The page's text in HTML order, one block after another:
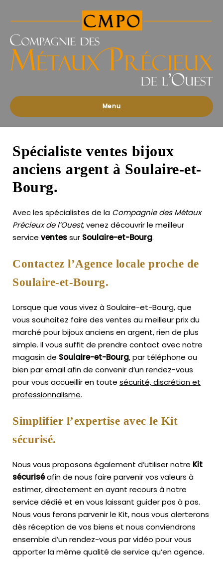
des
Précieux
l'Ouest
Menu
Spécialiste ventes bijoux
anciens argent à Soulaire-et-
Bourg.
Avec les spécialistes de la Compagnie des Métaux
Précieux de l’Ouest, venez découvrir le meilleur
service ventessur Soulaire-et-Bourg.
Contactez l’Agence locale proche de
Soulaire-et-Bourg.
Lorsque que vous vivez à Soulaire-et-Bourg, que
vous souhaitez faire des ventes au meilleur prix du
marché pour bijoux anciens en argent, rien de plus
simple. Il vous suffit de prendre contact avec notre
magasin de Soulaire-et-Bourg, par téléphone ou
bien par email afin de convenir d’un rendez-vous
pour vous accueillir en toute sécurité, discrétion et
professionnalisme.
Simplifier l’expertise avec le Kit
sécurisé.
Nous vous proposons également d’utiliser notre Kit
sécuriséafin de nous faire parvenir vos valeurs à
estimer, directement en ayant recours à notre
service dédié et en vous laissant guider pas à pas.
Nous vous ferons parvenir le Kit, nous vous alerterons
dès réception de vos biens et nous conviendrons
ensemble d’un rendez-vous par vidéo pour vous
apporter la même qualité de service qu’en agence.